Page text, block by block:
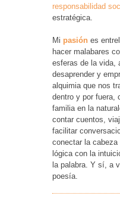
responsabilidad
estratégica.
Mi pasión es
hacer malabares
esferas de la vida,
desaprender y
alquimia que nos
dentro y por fuera,
familia en la
contar cuentos,
facilitar
conectar la
lógica con la
la palabra. Y sí, a
poesía.